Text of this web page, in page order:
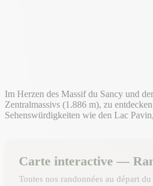
Im Herzen des Massif du Sancy und
Zentralmassivs (1.886 m), zu
Sehenswürdigkeiten wie den Lac
Carte interactive —
Toutes nos randonnées au départ